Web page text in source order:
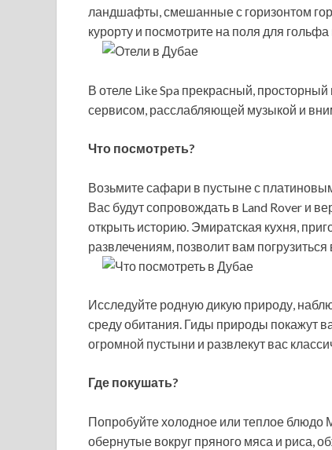
ландшафты, смешанные с горизонтом
курорту и посмотрите на поля для
В отеле Like Spa прекрасный,
сервисом, расслабляющей музыкой и
Что посмотреть?
Возьмите сафари в пустыне с
Вас будут сопровождать в Land Rover и
открыть историю. Эмиратская кухня,
развлечениям, позволит вам погрузиться
Исследуйте родную дикую природу,
среду обитания. Гиды природы покажут
огромной пустыни и развлекут вас
Где покушать?
Попробуйте холодное или теплое блюдо
обернутые вокруг пряного мяса и риса,